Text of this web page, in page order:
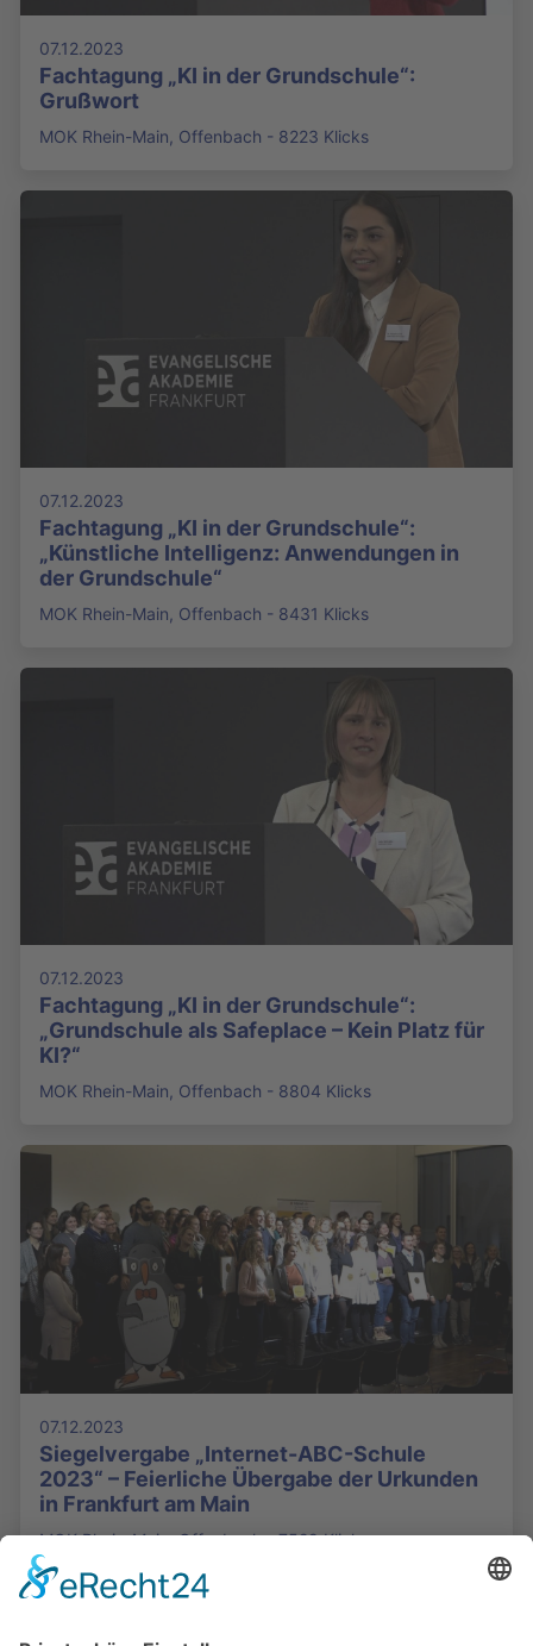
07.12.2023
Fachtagung „KI in der Grundschule“:
Grußwort
MOK Rhein-Main, Offenbach - 8223 Klicks
07.12.2023
Fachtagung „KI in der Grundschule“:
„Künstliche Intelligenz: Anwendungen in
der Grundschule“
MOK Rhein-Main, Offenbach - 8431 Klicks
07.12.2023
Fachtagung „KI in der Grundschule“:
„Grundschule als Safeplace – Kein Platz für
KI?“
MOK Rhein-Main, Offenbach - 8804 Klicks
07.12.2023
Siegelvergabe „Internet-ABC-Schule
2023“ – Feierliche Übergabe der Urkunden
in Frankfurt am Main
MOK Rhein-Main, Offenbach - 7529 Klicks